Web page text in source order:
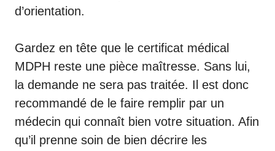
d’orientation.
Gardez en tête que le certificat médical
MDPH reste une pièce maîtresse. Sans lui,
la demande ne sera pas traitée. Il est donc
recommandé de le faire remplir par un
médecin qui connaît bien votre situation. Afin
qu’il prenne soin de bien décrire les